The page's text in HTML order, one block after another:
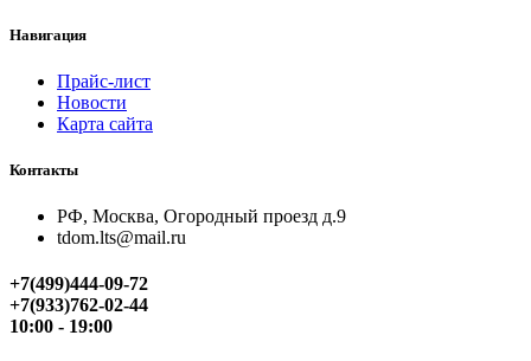
Навигация
Прайс-лист
Новости
Карта сайта
Контакты
РФ, Москва, Огородный проезд д.9
tdom.lts@mail.ru
+7(499)444-09-72
+7(933)762-02-44
10:00 - 19:00